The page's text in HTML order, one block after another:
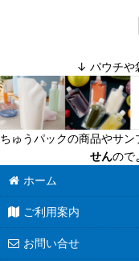
↓ パウチや
ちゅうパックの商品やサ
せんので
ホーム
ご利用案内
お問い合せ